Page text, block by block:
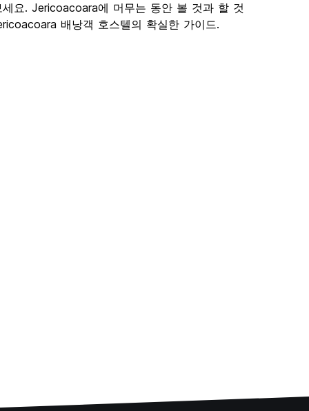
요. Jericoacoara에 머무는 동안 볼 것과 할 것
배낭객 호스텔의 확실한 가이드.